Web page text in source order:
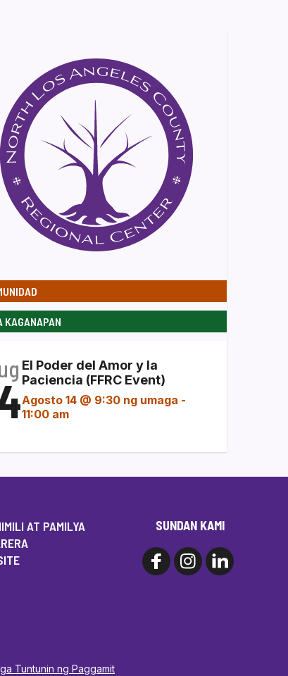
KAGANAPAN
El Poder del Amor y la
Paciencia (FFRC Event)
Agosto 14 @ 9:30 ng umaga -
11:00 am
AT PAMILYA
Tuntunin ng Paggamit
SUNDAN KAMI